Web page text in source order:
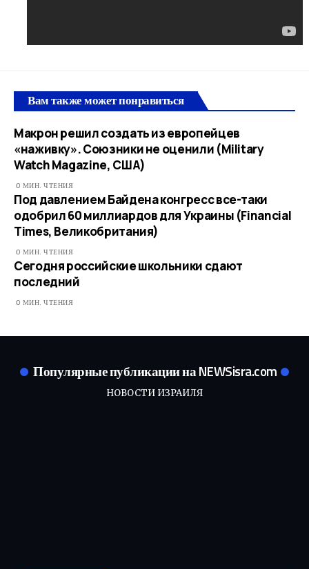
Вам также может понравиться
Макрон решил создать из европейцев
«наживку». Союзники не оценили (Military
Watch Magazine, США)
0 МИН. ЧТЕНИЯ
Под давлением Байдена конгресс все-таки
одобрил 60 миллиардов для Украины (Financial
Times, Великобритания)
0 МИН. ЧТЕНИЯ
Сегодня российские школьники сдают
последний
0 МИН. ЧТЕНИЯ
Популярные публикации на NEWSisra.com
НОВОСТИ ИЗРАИЛЯ